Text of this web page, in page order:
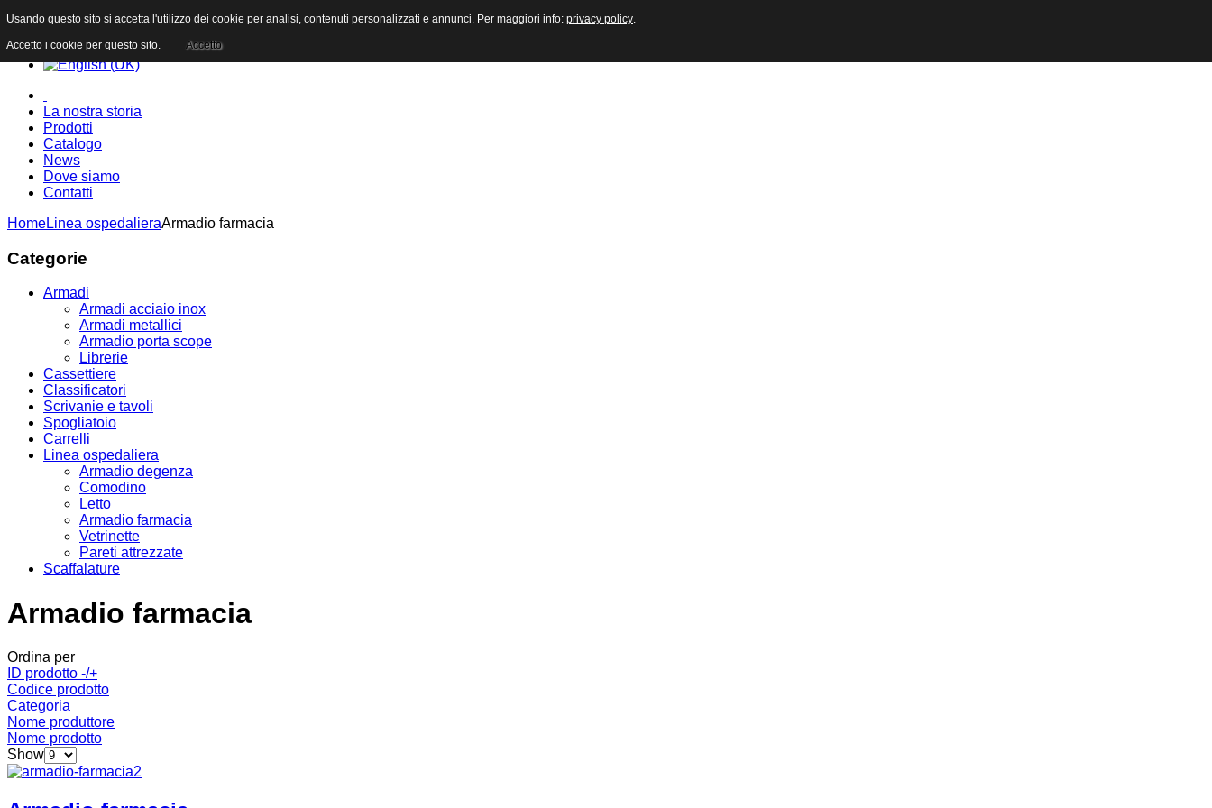
La nostra storia
Prodotti
Catalogo
News
Dove siamo
Contatti
HomeLinea ospedalieraArmadio farmacia
Categorie
Armadi
Armadi acciaio inox
Armadi metallici
Armadio porta scope
Librerie
Cassettiere
Classificatori
Scrivanie e tavoli
Spogliatoio
Carrelli
Linea ospedaliera
Armadio degenza
Comodino
Letto
Armadio farmacia
Vetrinette
Pareti attrezzate
Scaffalature
Armadio farmacia
Ordina per
ID prodotto -/+
Codice prodotto
Categoria
Nome produttore
Nome prodotto
Show
Usando questo sito si accetta l'utilizzo dei cookie per analisi, contenuti personalizzati e annunci. Per maggiori info: privacy policy.
Accetto i cookie per questo sito. Accetto